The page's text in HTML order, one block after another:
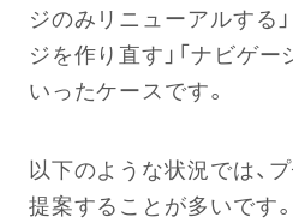
ジのみリニューアルする
ジを作り直す」「ナビゲ
いったケースです。
以下のような状況では、
提案することが多いです。